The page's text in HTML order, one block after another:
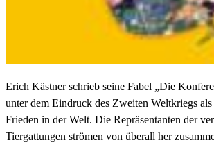
Erich Kästner schrieb seine Fabel „Die
unter dem Eindruck des Zweiten Weltkriegs
Frieden in der Welt. Die Repräsentanten der
Tiergattungen strömen von überall her